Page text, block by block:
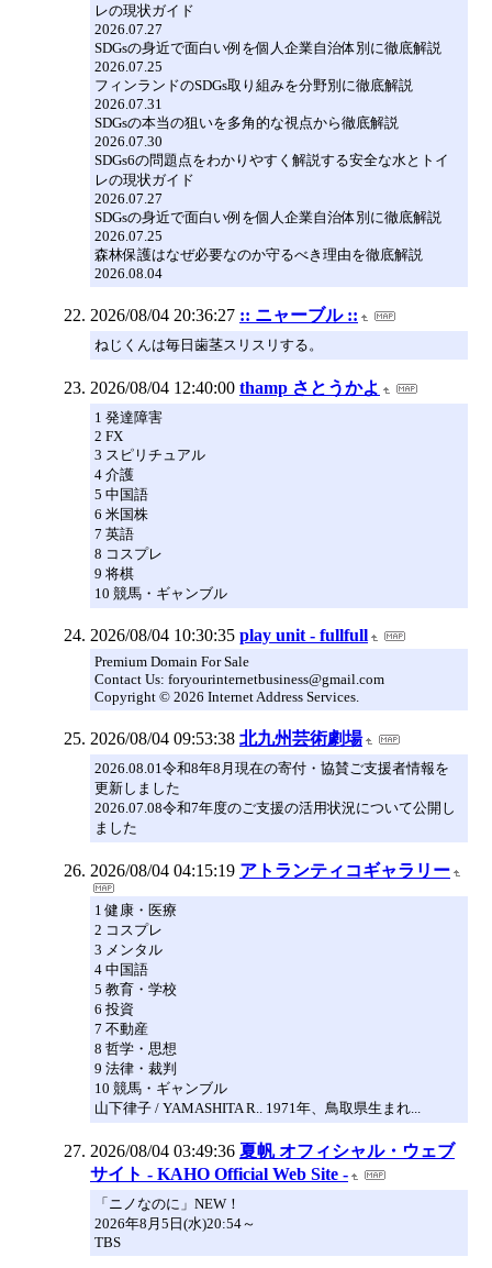
レの現状ガイド
2026.07.27
SDGsの身近で面白い例を個人企業自治体別に徹底解説
2026.07.25
フィンランドのSDGs取り組みを分野別に徹底解説
2026.07.31
SDGsの本当の狙いを多角的な視点から徹底解説
2026.07.30
SDGs6の問題点をわかりやすく解説する安全な水とトイ
レの現状ガイド
2026.07.27
SDGsの身近で面白い例を個人企業自治体別に徹底解説
2026.07.25
森林保護はなぜ必要なのか守るべき理由を徹底解説
2026.08.04
2026/08/04 20:36:27 :: ニャーブル ::
ねじくんは毎日歯茎スリスリする。
2026/08/04 12:40:00 thamp さとうかよ
1 発達障害
2 FX
3 スピリチュアル
4 介護
5 中国語
6 米国株
7 英語
8 コスプレ
9 将棋
10 競馬・ギャンブル
2026/08/04 10:30:35 play unit - fullfull
Premium Domain For Sale
Contact Us: foryourinternetbusiness@gmail.com
Copyright © 2026 Internet Address Services.
2026/08/04 09:53:38 北九州芸術劇場
2026.08.01令和8年8月現在の寄付・協賛ご支援者情報を
更新しました
2026.07.08令和7年度のご支援の活用状況について公開し
ました
2026/08/04 04:15:19 アトランティコギャラリー
1 健康・医療
2 コスプレ
3 メンタル
4 中国語
5 教育・学校
6 投資
7 不動産
8 哲学・思想
9 法律・裁判
10 競馬・ギャンブル
山下律子 / YAMASHITA R.. 1971年、鳥取県生まれ...
2026/08/04 03:49:36 夏帆 オフィシャル・ウェブ
サイト - KAHO Official Web Site -
「ニノなのに」NEW！
2026年8月5日(水)20:54～
TBS